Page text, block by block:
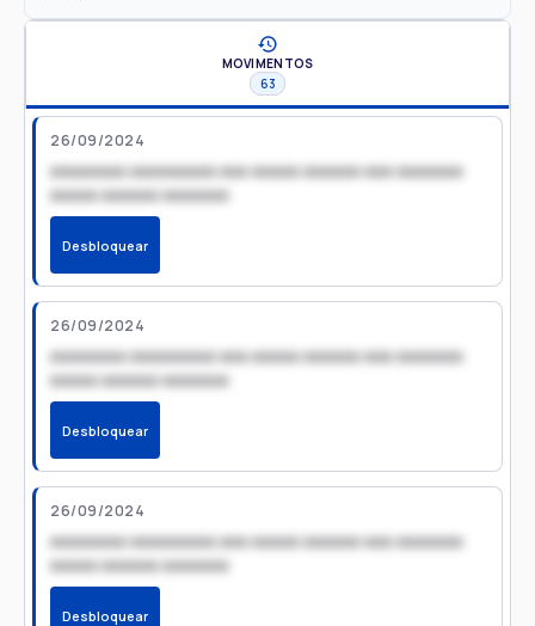
MOVIMENTOS
63
26/09/2024
xxxxxxxx xxxxxxxxx xxx xxxxx xxxxxx xxx xxxxxxx
xxxxx xxxxxx xxxxxxx
Desbloquear
26/09/2024
xxxxxxxx xxxxxxxxx xxx xxxxx xxxxxx xxx xxxxxxx
xxxxx xxxxxx xxxxxxx
Desbloquear
26/09/2024
xxxxxxxx xxxxxxxxx xxx xxxxx xxxxxx xxx xxxxxxx
xxxxx xxxxxx xxxxxxx
Desbloquear